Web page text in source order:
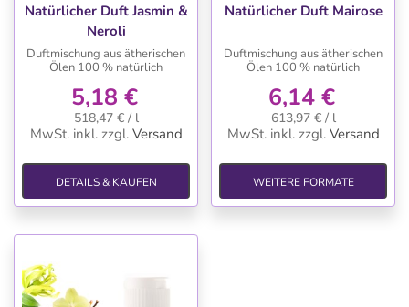
Natürlicher Duft Jasmin &
Neroli
Duftmischung aus ätherischen
Ölen 100 % natürlich
5,18 €
518,47 € / l
MwSt. inkl. zzgl. Versand
DETAILS & KAUFEN
Natürlicher Duft Mairose
Duftmischung aus ätherischen
Ölen 100 % natürlich
6,14 €
613,97 € / l
MwSt. inkl. zzgl. Versand
WEITERE FORMATE